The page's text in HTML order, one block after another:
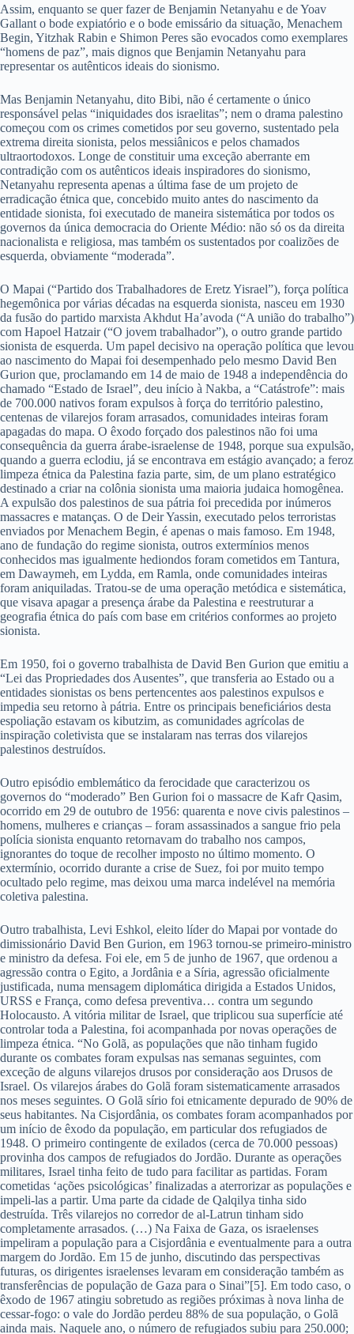
Assim, enquanto se quer fazer de Benjamin Netanyahu e de Yoav
Gallant o bode expiatório e o bode emissário da situação, Menachem
Begin, Yitzhak Rabin e Shimon Peres são evocados como exemplares
“homens de paz”, mais dignos que Benjamin Netanyahu para
representar os autênticos ideais do sionismo.
Mas Benjamin Netanyahu, dito Bibi, não é certamente o único
responsável pelas “iniquidades dos israelitas”; nem o drama palestino
começou com os crimes cometidos por seu governo, sustentado pela
extrema direita sionista, pelos messiânicos e pelos chamados
ultraortodoxos. Longe de constituir uma exceção aberrante em
contradição com os autênticos ideais inspiradores do sionismo,
Netanyahu representa apenas a última fase de um projeto de
erradicação étnica que, concebido muito antes do nascimento da
entidade sionista, foi executado de maneira sistemática por todos os
governos da única democracia do Oriente Médio: não só os da direita
nacionalista e religiosa, mas também os sustentados por coalizões de
esquerda, obviamente “moderada”.
O Mapai (“Partido dos Trabalhadores de Eretz Yisrael”), força política
hegemônica por várias décadas na esquerda sionista, nasceu em 1930
da fusão do partido marxista Akhdut Ha’avoda (“A união do trabalho”)
com Hapoel Hatzair (“O jovem trabalhador”), o outro grande partido
sionista de esquerda. Um papel decisivo na operação política que levou
ao nascimento do Mapai foi desempenhado pelo mesmo David Ben
Gurion que, proclamando em 14 de maio de 1948 a independência do
chamado “Estado de Israel”, deu início à Nakba, a “Catástrofe”: mais
de 700.000 nativos foram expulsos à força do território palestino,
centenas de vilarejos foram arrasados, comunidades inteiras foram
apagadas do mapa. O êxodo forçado dos palestinos não foi uma
consequência da guerra árabe-israelense de 1948, porque sua expulsão,
quando a guerra eclodiu, já se encontrava em estágio avançado; a feroz
limpeza étnica da Palestina fazia parte, sim, de um plano estratégico
destinado a criar na colônia sionista uma maioria judaica homogênea.
A expulsão dos palestinos de sua pátria foi precedida por inúmeros
massacres e matanças. O de Deir Yassin, executado pelos terroristas
enviados por Menachem Begin, é apenas o mais famoso. Em 1948,
ano de fundação do regime sionista, outros extermínios menos
conhecidos mas igualmente hediondos foram cometidos em Tantura,
em Dawaymeh, em Lydda, em Ramla, onde comunidades inteiras
foram aniquiladas. Tratou-se de uma operação metódica e sistemática,
que visava apagar a presença árabe da Palestina e reestruturar a
geografia étnica do país com base em critérios conformes ao projeto
sionista.
Em 1950, foi o governo trabalhista de David Ben Gurion que emitiu a
“Lei das Propriedades dos Ausentes”, que transferia ao Estado ou a
entidades sionistas os bens pertencentes aos palestinos expulsos e
impedia seu retorno à pátria. Entre os principais beneficiários desta
espoliação estavam os kibutzim, as comunidades agrícolas de
inspiração coletivista que se instalaram nas terras dos vilarejos
palestinos destruídos.
Outro episódio emblemático da ferocidade que caracterizou os
governos do “moderado” Ben Gurion foi o massacre de Kafr Qasim,
ocorrido em 29 de outubro de 1956: quarenta e nove civis palestinos –
homens, mulheres e crianças – foram assassinados a sangue frio pela
polícia sionista enquanto retornavam do trabalho nos campos,
ignorantes do toque de recolher imposto no último momento. O
extermínio, ocorrido durante a crise de Suez, foi por muito tempo
ocultado pelo regime, mas deixou uma marca indelével na memória
coletiva palestina.
Outro trabalhista, Levi Eshkol, eleito líder do Mapai por vontade do
dimissionário David Ben Gurion, em 1963 tornou-se primeiro-ministro
e ministro da defesa. Foi ele, em 5 de junho de 1967, que ordenou a
agressão contra o Egito, a Jordânia e a Síria, agressão oficialmente
justificada, numa mensagem diplomática dirigida a Estados Unidos,
URSS e França, como defesa preventiva… contra um segundo
Holocausto. A vitória militar de Israel, que triplicou sua superfície até
controlar toda a Palestina, foi acompanhada por novas operações de
limpeza étnica. “No Golã, as populações que não tinham fugido
durante os combates foram expulsas nas semanas seguintes, com
exceção de alguns vilarejos drusos por consideração aos Drusos de
Israel. Os vilarejos árabes do Golã foram sistematicamente arrasados
nos meses seguintes. O Golã sírio foi etnicamente depurado de 90% de
seus habitantes. Na Cisjordânia, os combates foram acompanhados por
um início de êxodo da população, em particular dos refugiados de
1948. O primeiro contingente de exilados (cerca de 70.000 pessoas)
provinha dos campos de refugiados do Jordão. Durante as operações
militares, Israel tinha feito de tudo para facilitar as partidas. Foram
cometidas ‘ações psicológicas’ finalizadas a aterrorizar as populações e
impeli-las a partir. Uma parte da cidade de Qalqilya tinha sido
destruída. Três vilarejos no corredor de al-Latrun tinham sido
completamente arrasados. (…) Na Faixa de Gaza, os israelenses
impeliram a população para a Cisjordânia e eventualmente para a outra
margem do Jordão. Em 15 de junho, discutindo das perspectivas
futuras, os dirigentes israelenses levaram em consideração também as
transferências de população de Gaza para o Sinai”[5]. Em todo caso, o
êxodo de 1967 atingiu sobretudo as regiões próximas à nova linha de
cessar-fogo: o vale do Jordão perdeu 88% de sua população, o Golã
ainda mais. Naquele ano, o número de refugiados subiu para 250.000;